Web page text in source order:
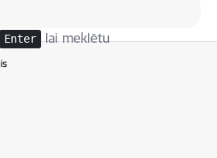
Enter lai meklētu